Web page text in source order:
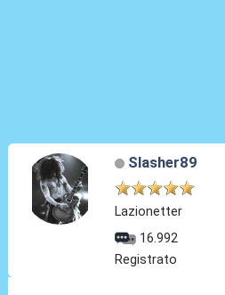
Slasher89
Lazionetter
16.992
Registrato